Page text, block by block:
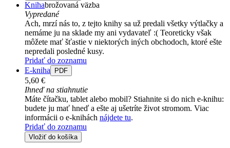
Knihabrožovaná väzba
Vypredané
Ach, mrzí nás to, z tejto knihy sa už predali všetky výtlačky a
nemáme ju na sklade my ani vydavateľ :( Teoreticky však
môžete mať šťastie v niektorých iných obchodoch, ktoré ešte
nepredali posledné kusy.
Pridať do zoznamu
E-kniha
PDF
5,60 €
Ihneď na stiahnutie
Máte čítačku, tablet alebo mobil? Stiahnite si do nich e-knihu:
budete ju mať hneď a ešte aj ušetríte život stromom. Viac
informácii o e-knihách nájdete tu.
Pridať do zoznamu
Vložiť do košíka